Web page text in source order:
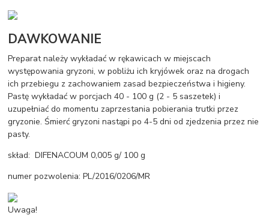
DAWKOWANIE
Preparat należy wykładać w rękawicach w miejscach
występowania gryzoni, w pobliżu ich kryjówek oraz na drogach
ich przebiegu z zachowaniem zasad bezpieczeństwa i higieny.
Pastę wykładać w porcjach 40 - 100 g (2 - 5 saszetek) i
uzupełniać do momentu zaprzestania pobierania trutki przez
gryzonie. Śmierć gryzoni nastąpi po 4-5 dni od zjedzenia przez nie
pasty.
skład: DIFENACOUM 0,005 g/ 100 g
numer pozwolenia: PL/2016/0206/MR
Uwaga!